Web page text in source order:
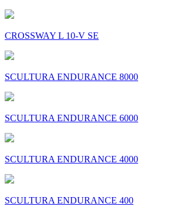
CROSSWAY L 10-V SE
SCULTURA ENDURANCE 8000
SCULTURA ENDURANCE 6000
SCULTURA ENDURANCE 4000
SCULTURA ENDURANCE 400